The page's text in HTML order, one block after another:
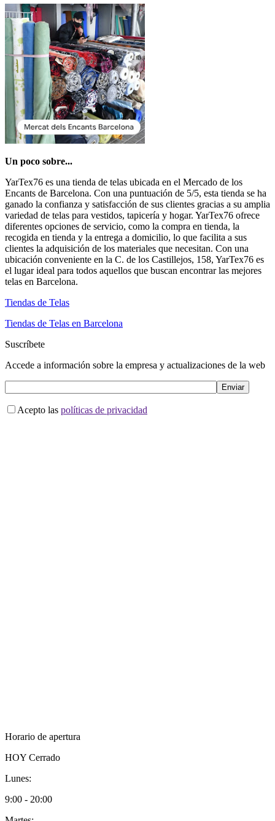
Un poco sobre...
YarTex76 es una tienda de telas ubicada en el Mercado de los
Encants de Barcelona. Con una puntuación de 5/5, esta tienda se ha
ganado la confianza y satisfacción de sus clientes gracias a su amplia
variedad de telas para vestidos, tapicería y hogar. YarTex76 ofrece
diferentes opciones de servicio, como la compra en tienda, la
recogida en tienda y la entrega a domicilio, lo que facilita a sus
clientes la adquisición de los materiales que necesitan. Con una
ubicación conveniente en la C. de los Castillejos, 158, YarTex76 es
el lugar ideal para todos aquellos que buscan encontrar las mejores
telas en Barcelona.
Tiendas de Telas
Tiendas de Telas en Barcelona
Suscríbete
Accede a información sobre la empresa y actualizaciones de la web
Acepto las políticas de privacidad
Horario de apertura
HOY Cerrado
Lunes:
9:00 - 20:00